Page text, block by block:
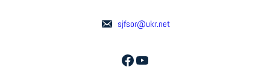
sjfsor@ukr.net
Facebook YouTube